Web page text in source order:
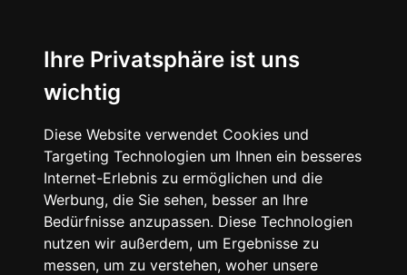
Ihre Privatsphäre ist uns
wichtig
Diese Website verwendet Cookies und
Targeting Technologien um Ihnen ein besseres
Internet-Erlebnis zu ermöglichen und die
Werbung, die Sie sehen, besser an Ihre
Bedürfnisse anzupassen. Diese Technologien
nutzen wir außerdem, um Ergebnisse zu
messen, um zu verstehen, woher unsere